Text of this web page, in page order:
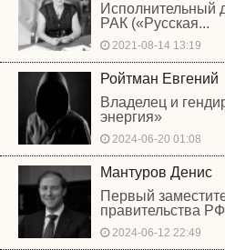
Исполнительный
РАК («Русская...
2021-08-14 13:19
Ройтман Евгений
Владелец и
энергия»
2024-06-20 01:08
Мантуров Денис
Первый
правительства РФ
2024-06-12 22:49